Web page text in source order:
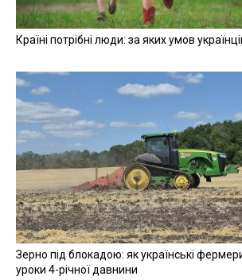
Країні потрібні люди: за яких умов
Зерно під блокадою: як українські
уроки 4-річної давнини